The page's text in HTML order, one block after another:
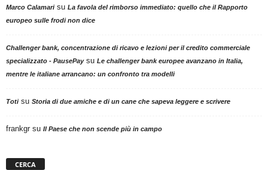
Marco Calamarisu La favola del rimborso immediato: quello che il Rapporto
europeo sulle frodi non dice
Challenger bank, concentrazione di ricavo e lezioni per il credito commerciale
specializzato - PausePaysu Le challenger bank europee avanzano in Italia,
mentre le italiane arrancano: un confronto tra modelli
Totisu Storia di due amiche e di un cane che sapeva leggere e scrivere
frankgr su Il Paese che non scende più in campo
CERCA